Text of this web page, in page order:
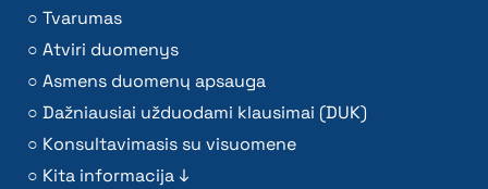
Tvarumas
Atviri duomenys
Asmens duomenų apsauga
Dažniausiai užduodami klausimai (DUK)
Konsultavimasis su visuomene
Kita informacija ↓